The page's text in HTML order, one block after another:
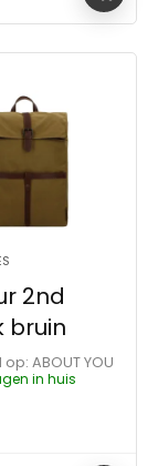
2nd
bruin
op:
ABOUT YOU
in huis